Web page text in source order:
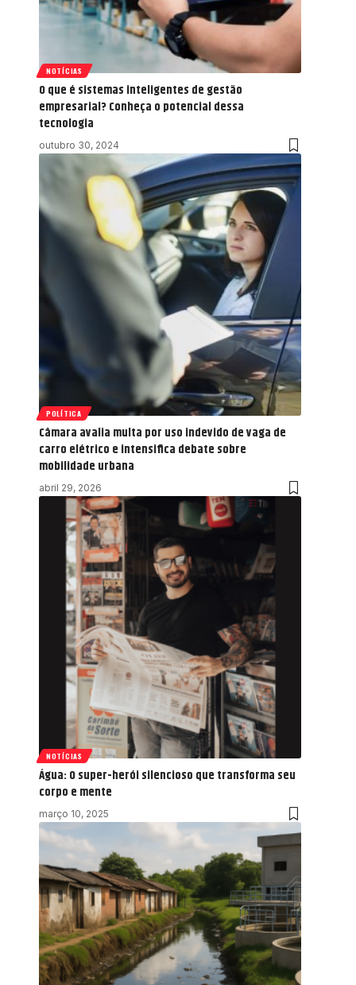
NOTÍCIAS
O que é sistemas inteligentes de gestão
empresarial? Conheça o potencial dessa
tecnologia
outubro 30, 2024
POLÍTICA
Câmara avalia multa por uso indevido de vaga de
carro elétrico e intensifica debate sobre
mobilidade urbana
abril 29, 2026
NOTÍCIAS
Água: O super-herói silencioso que transforma seu
corpo e mente
março 10, 2025